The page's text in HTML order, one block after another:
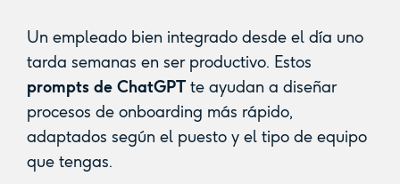
Un empleado bien integrado desde el día uno
tarda semanas en ser productivo. Estos
prompts de ChatGPTte ayudan a diseñar
procesos de onboarding más rápido,
adaptados según el puesto y el tipo de equipo
que tengas.